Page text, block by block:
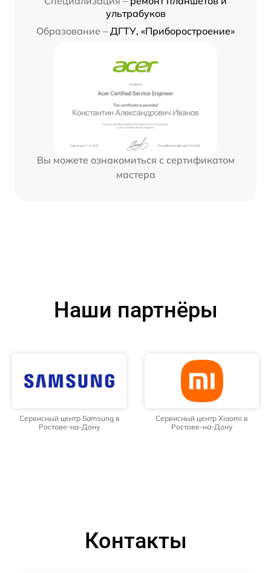
ультрабуков
Образование – ДГТУ, «Приборостроение»
Вы можете ознакомиться с сертификатом
мастера
Наши партнёры
Сервисный центр Samsung в
Ростове-на-Дону
Сервисный центр Xiaomi в
Ростове-на-Дону
Контакты